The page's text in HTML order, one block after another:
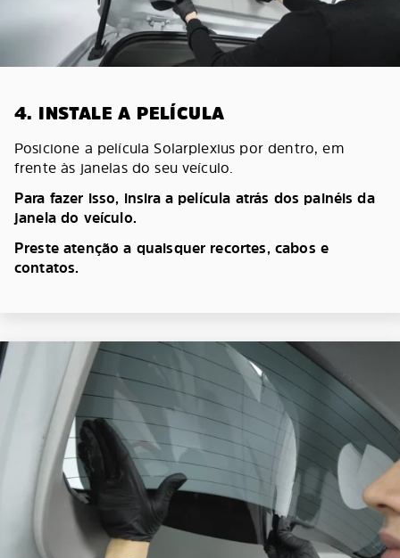
4. INSTALE A PELÍCULA
Posicione a película Solarplexius por dentro, em
frente às janelas do seu veículo.
Para fazer isso, insira a película atrás dos painéis da
janela do veículo.
Preste atenção a quaisquer recortes, cabos e
contatos.